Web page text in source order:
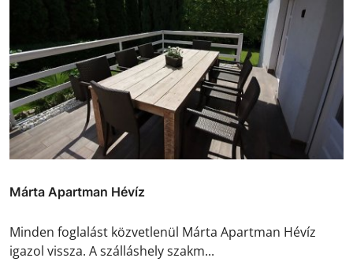
Márta Apartman Hévíz
Minden foglalást közvetlenül Márta Apartman Hévíz
igazol vissza. A szálláshely szakm...